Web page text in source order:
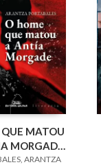
MATOU
MORGADE,
O ARANTZA